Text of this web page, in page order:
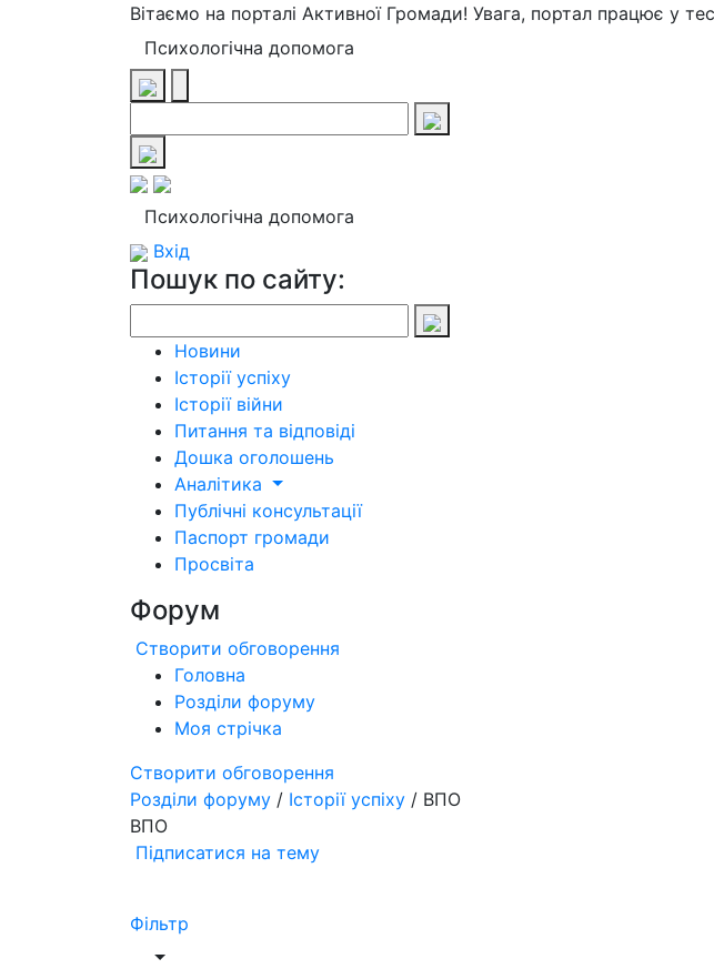
Вітаємо на порталі Активної Громади! Увага, портал працює у
Психологічна допомога
Психологічна допомога
Вхід
Пошук по сайту:
Новини
Історії успіху
Історії війни
Питання та відповіді
Дошка оголошень
Аналітика
Публічні консультації
Паспорт громади
Просвіта
Форум
Створити обговорення
Головна
Розділи форуму
Моя стрічка
Створити обговорення
Розділи форуму / Історії успіху / ВПО
ВПО
Підписатися на тему
Фільтр